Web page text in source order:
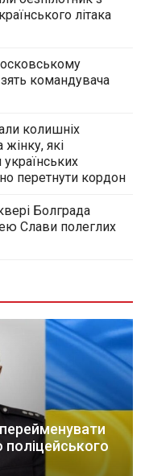
літака
командувача
колишніх
які
перетнути кордон
Болграда
Слави полеглих